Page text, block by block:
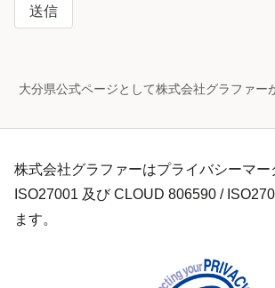
送信
大分県公式ページとして株式会社グラファー
株式会社グラファーはプライバシーマー
ISO27001 及び CLOUD 806590 /
ます。